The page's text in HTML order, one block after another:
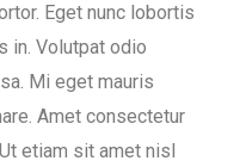
Eget nunc lobortis
in. Volutpat odio
Mi eget mauris
Amet consectetur
etiam sit amet nisl